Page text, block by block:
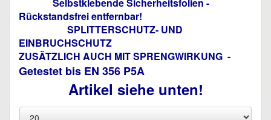
Rückstandsfrei entfernbar!
SPLITTERSCHUTZ- UND
EINBRUCHSCHUTZ
ZUSÄTZLICH AUCH MIT SPRENGWIRKUNG -
Getestet bis EN 356 P5A
Artikel siehe unten!